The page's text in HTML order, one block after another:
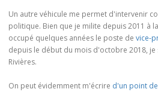
Un autre véhicule me permet d'intervenir
politique. Bien que je milite depuis 2011 à
occupé quelques années le poste de vice-
depuis le début du mois d'octobre 2018, je
Rivières.
On peut évidemment m'écrire d'un point